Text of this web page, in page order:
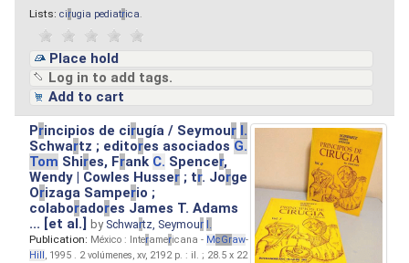
Lists: cirugia pediatrica
Place hold
Log in to add tags.
Add to cart
Principios de cirugía / Seymour I.
Schwartz ; editores asociados G.
Tom Shires, Frank C. Spencer,
Wendy | Cowles Husser ; tr. Jorge
Orizaga Samperio ;
colaboradores James T. Adams
... [et al.]by Schwartz, Seymour I.
Publication: México : Interamericana - McGraw-
Hill, 1995 . 2 volúmenes, xv, 2192 p. : il. ; 28.5 x 22